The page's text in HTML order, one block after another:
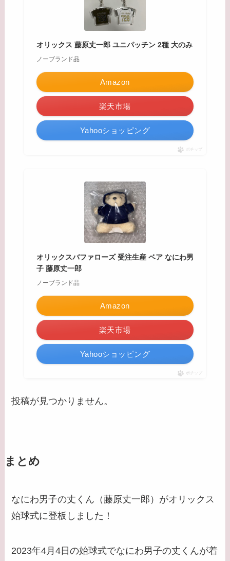
オリックス 藤原丈一郎 ユニパッチン 2種 大のみ
ノーブランド品
Amazon
楽天市場
Yahooショッピング
ポチップ
オリックスバファローズ 受注生産 ベア なにわ男
子 藤原丈一郎
ノーブランド品
Amazon
楽天市場
Yahooショッピング
ポチップ
投稿が見つかりません。
まとめ
なにわ男子の丈くん（藤原丈一郎）がオリックス
始球式に登板しました！
2023年4月4日の始球式でなにわ男子の丈くんが着